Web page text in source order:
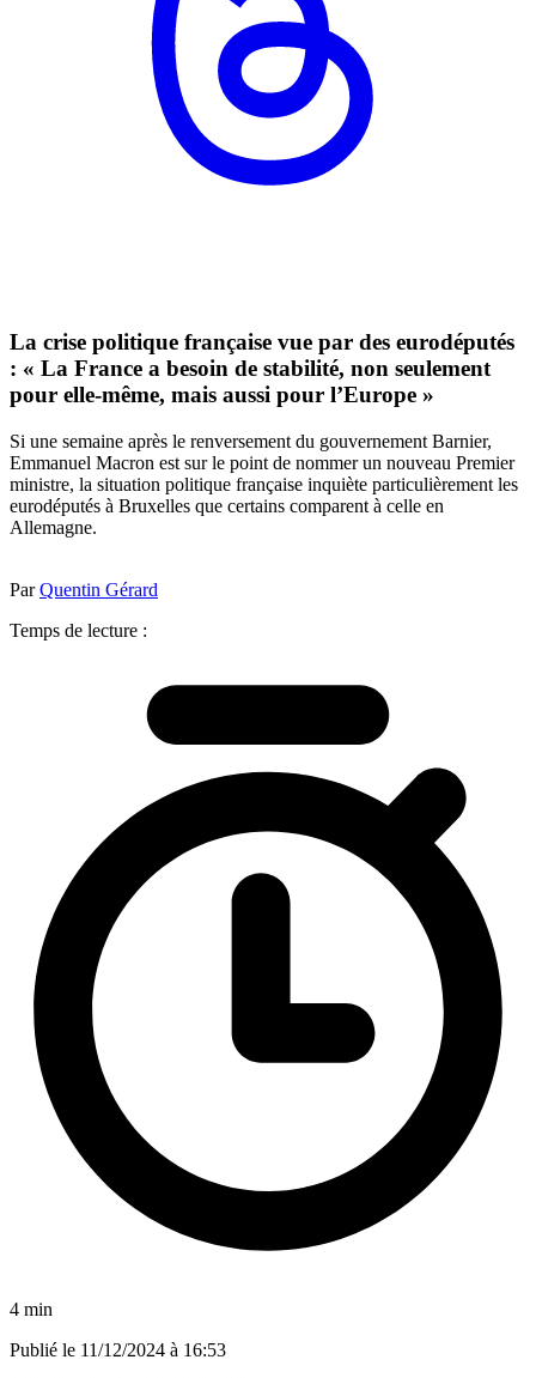
La crise politique française vue par des eurodéputés
: « La France a besoin de stabilité, non seulement
pour elle-même, mais aussi pour l’Europe »
Si une semaine après le renversement du gouvernement Barnier,
Emmanuel Macron est sur le point de nommer un nouveau Premier
ministre, la situation politique française inquiète particulièrement les
eurodéputés à Bruxelles que certains comparent à celle en
Allemagne.
ParQuentin Gérard
Temps de lecture :
4 min
Publié le 11/12/2024 à 16:53